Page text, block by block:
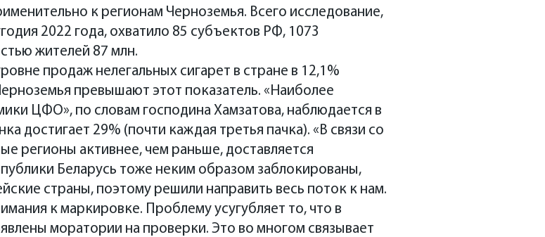
к регионам Черноземья. Всего исследование,
2022 года, охватило 85 субъектов РФ, 1073
жителей 87 млн.
продаж нелегальных сигарет в стране в 12,1%
превышают этот показатель. «Наиболее
ЦФО», по словам господина Хамзатова, наблюдается в
достигает 29% (почти каждая третья пачка). «В связи со
регионы активнее, чем раньше, доставляется
Беларусь тоже неким образом заблокированы,
страны, поэтому решили направить весь поток к нам.
к маркировке. Проблему усугубляет то, что в
моратории на проверки. Это во многом связывает